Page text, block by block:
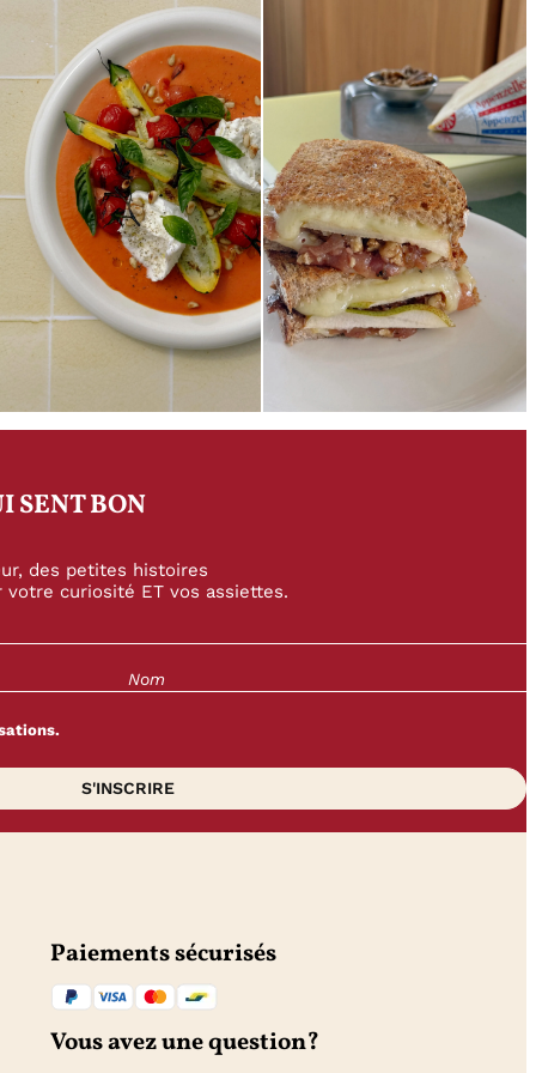
SENT BON
des petites histoires
curiosité ET vos assiettes.
Paiements sécurisés
Vous avez une question?